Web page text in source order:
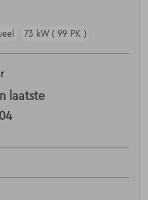
73 kW ( 99 PK )
laatste